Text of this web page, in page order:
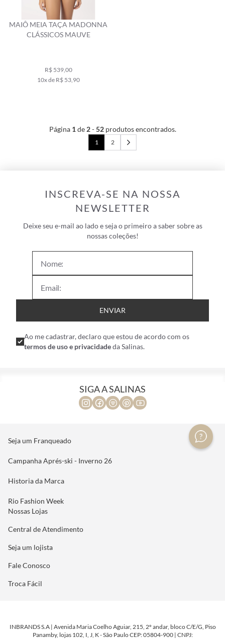
MAIÔ MEIA TAÇA MADONNA
CLÁSSICOS MAUVE
R$ 539,00
10x de R$ 53,90
Página 1de2-52produtos encontrados.
1 2
INSCREVA-SE NA NOSSA
NEWSLETTER
Deixe seu e-mail ao lado e seja o primeiro a saber sobre as
nossas coleções!
ENVIAR
Ao me cadastrar, declaro que estou de acordo com os
termos de uso e privacidadeda Salinas.
SIGA A SALINAS
Seja um Franqueado
Campanha Aprés-ski - Inverno 26
Historia da Marca
Rio Fashion Week
Nossas Lojas
Central de Atendimento
Seja um lojista
Fale Conosco
Troca Fácil
INBRANDS S.A | Avenida Maria Coelho Aguiar, 215, 2º andar, bloco C/E/G, Piso
Panamby, lojas 102, I, J, K - São Paulo CEP: 05804-900 | CNPJ: